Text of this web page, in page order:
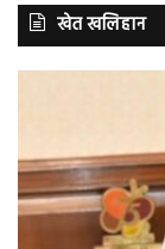
खेत खलिहान